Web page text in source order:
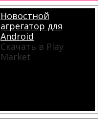
Новостной
агрегатор для
Android
Скачать в Play
Market